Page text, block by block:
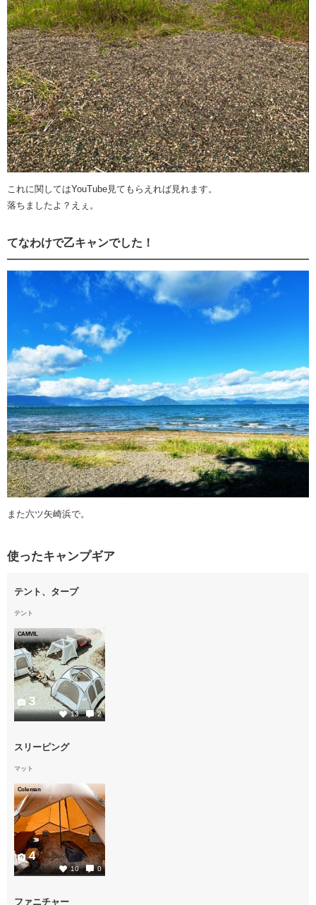
これに関してはYouTube見てもらえれば見れます。
落ちましたよ？えぇ。
てなわけで乙キャンでした！
また六ツ矢崎浜で。
使ったキャンプギア
テント、タープ
テント
CAMVIL
13 2
3
スリーピング
マット
Coleman
10 0
4
ファニチャー